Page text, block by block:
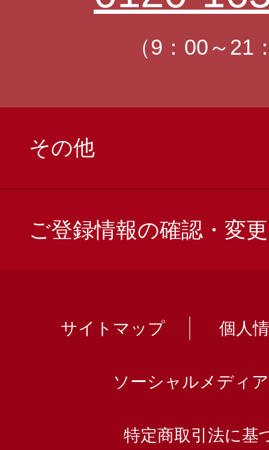
（9：00～21
その他
ご登録情報の確認・変更
サイトマップ 個人
ソーシャルメディ
特定商取引法に基